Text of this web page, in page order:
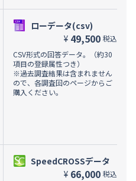
ローデータ(csv)
¥ 49,500 税込
CSV形式の回答データ。（約30
項目の登録属性つき）
※過去調査結果は含まれません
ので、各調査回のページからご
購入ください。
SpeedCROSSデータ
¥ 66,000 税込